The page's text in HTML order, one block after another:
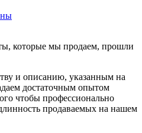
которые мы продаем, прошли
и описанию, указанным на
достаточным опытом
чтобы профессионально
продаваемых на нашем